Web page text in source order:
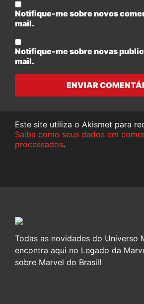
Notifique-me sobre novos
mail.
Notifique-me sobre novas
mail.
ENVIAR
Este site utiliza o Akismet para
Saiba como seus dados em
processados.
Todas as novidades do Universo
encontra aqui no Legado da
sobre Marvel do Brasil!